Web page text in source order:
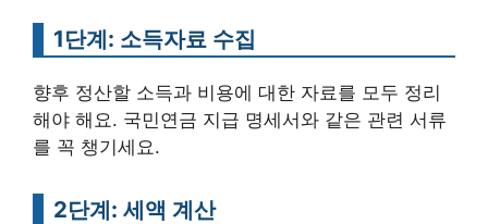
1단계: 소득자료 수집
향후 정산할 소득과 비용에 대한 자료를 모두 정리
해야 해요. 국민연금 지급 명세서와 같은 관련 서류
를 꼭 챙기세요.
2단계: 세액 계산